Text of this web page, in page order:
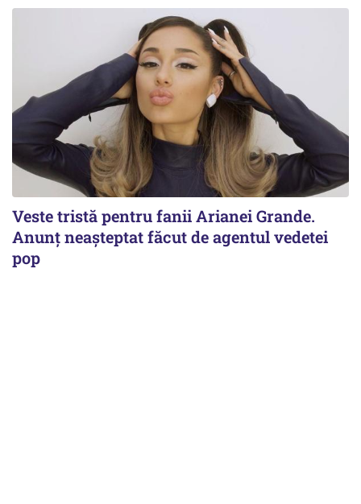
Veste tristă pentru fanii Arianei Grande.
Anunț neașteptat făcut de agentul vedetei
pop